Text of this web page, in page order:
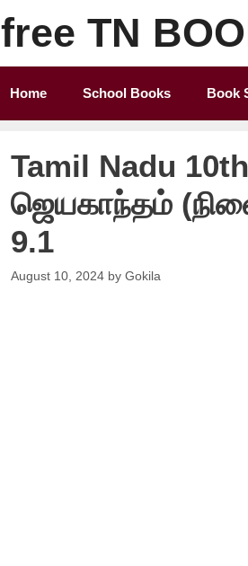
free TN
Home School Books Book
Tamil Nadu
ஜெயகாந்தம்
9.1
August 10, 2024 by Gokila